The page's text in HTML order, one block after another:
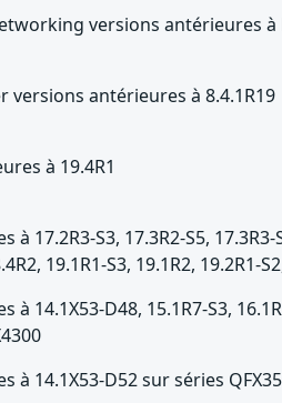
versions antérieures à
versions antérieures à 8.4.1R19
à 19.4R1
17.2R3-S3, 17.3R2-S5, 17.3R3-
19.1R1-S3, 19.1R2, 19.2R1-
14.1X53-D48, 15.1R7-S3,
à 14.1X53-D52 sur séries